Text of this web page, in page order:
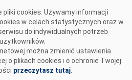
cookies. Używamy informacji
w celach statystycznych oraz w
do indywidualnych potrzeb
użytkowników.
można zmienić ustawienia
o plikach cookies i o ochronie Twojej
przeczytasz tutaj